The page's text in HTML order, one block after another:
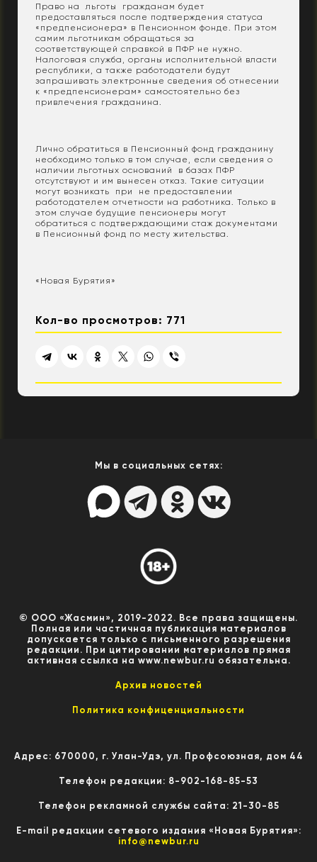
Право на льготы гражданам будет
предоставляться после подтверждения статуса
«предпенсионера» в Пенсионном фонде. При этом
самим льготникам обращаться за
соответствующей справкой в ПФР не нужно.
Налоговая служба, органы исполнительной власти
республики, а также работодатели будут
запрашивать электронные сведения об отнесении
к «предпенсионерам» самостоятельно без
привлечения гражданина.
Лично обратиться в Пенсионный фонд гражданину
необходимо только в том случае, если сведения о
наличии льготных оснований в базах ПФР
отсутствуют и им вынесен отказ. Такие ситуации
могут возникать при не предоставлении
работодателем отчетности на работника. Только в
этом случае будущие пенсионеры могут
обратиться с подтверждающими стаж документами
в Пенсионный фонд по месту жительства.
«Новая Бурятия»
Кол-во просмотров: 771
Мы в социальных сетях:
© ООО «Жасмин», 2019-2022. Все права защищены.
Полная или частичная публикация материалов
допускается только с письменного разрешения
редакции. При цитировании материалов прямая
активная ссылка на www.newbur.ru обязательна.
Архив новостей
Политика конфиценциальности
Адрес: 670000, г. Улан-Удэ, ул. Профсоюзная, дом 44
Телефон редакции: 8-902-168-85-53
Телефон рекламной службы сайта: 21-30-85
E-mail редакции сетевого издания «Новая Бурятия»:
info@newbur.ru